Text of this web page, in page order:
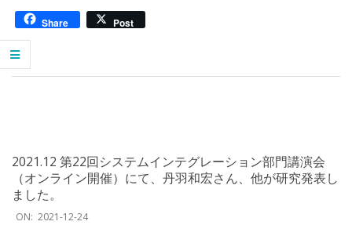
28
Share Post
2021.12 第22回システムインテグレーション部門講演会
（オンライン開催）にて、丹羽和宏さん、他が研究発表し
ました。
2021-
ON: 2021-12-24